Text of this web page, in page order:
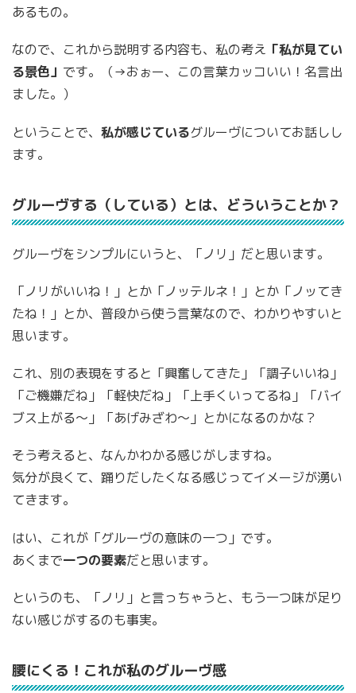
あるもの。
なので、これから説明する内容も、私の考え 「私が見てい
る景色」 です。（→おぉー、この言葉カッコいい！名言出
ました。）
ということで、 私が感じているグルーヴについてお話しし
ます。
グルーヴする（している）とは、どういうことか？
グルーヴをシンプルにいうと、「ノリ」だと思います。
「ノリがいいね！」とか「ノッテルネ！」とか「ノッてき
たね！」とか、普段から使う言葉なので、わかりやすいと
思います。
これ、別の表現をすると「興奮してきた」「調子いいね」
「ご機嫌だね」「軽快だね」「上手くいってるね」「バイ
ブス上がる〜」「あげみざわ〜」とかになるのかな？
そう考えると、なんかわかる感じがしますね。
気分が良くて、踊りだしたくなる感じってイメージが湧い
てきます。
はい、これが「グルーヴの意味の一つ」です。
あくまで一つの要素だと思います。
というのも、「ノリ」と言っちゃうと、もう一つ味が足り
ない感じがするのも事実。
腰にくる！これが私のグルーヴ感